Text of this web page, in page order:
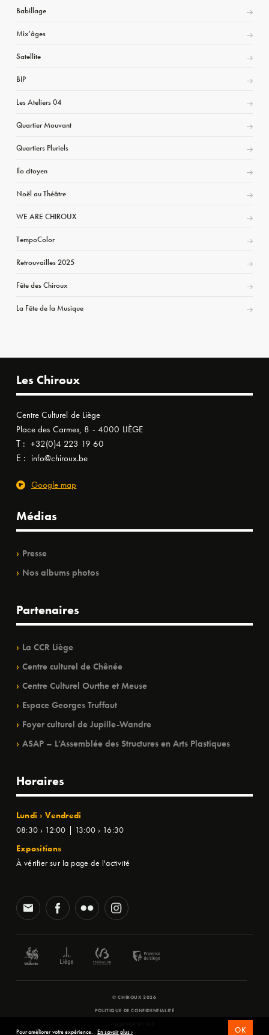
Babillage
Mix’âges
Satellite
BIP
Les Ateliers 04
Quartier Mouvant
Quartiers Pluriels
Ilo citoyen
Noël au Théâtre
WE ARE CHIROUX
TempoColor
Retrouvailles 2025
Fête des Chiroux
La Fête de la Musique
Les Chiroux
Centre Culturel de Liège
Place des Carmes, 8 - 4000 LIÈGE
T : +32(0)4 223 19 60
E : info@chiroux.be
Google map
Médias
Presse
Nos albums photos
Partenaires
La CCR Liège
Centre culturel de Chênée
Centre Culturel Ourthe et Meuse
Espace Georges Truffaut
Foyer culturel de Jupille-Wandre
ASAP – L’Assemblée des Structures en Arts Plastiques
Horaires
Lundi › Vendredi
08:30 › 12:00 | 13:00 › 16:30
Expositions
À vérifier sur la page de l'activité
© CHIROUX 2026
POLITIQUE DE CONFIDENTIALITÉ
Pour améliorer votre expérience. En savoir plus › OK